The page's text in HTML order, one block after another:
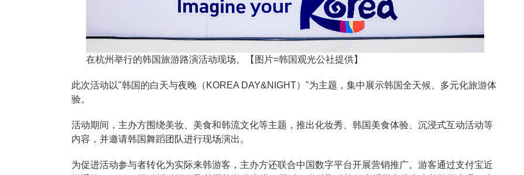
在杭州举行的韩国旅游路演活动现场。【图片=韩国观光公社提供】
此次活动以"韩国的白天与夜晚（KOREA DAY&NIGHT）"为主题，集中展示韩国全天候、多元化旅游体
验。
活动期间，主办方围绕美妆、美食和韩流文化等主题，推出化妆秀、韩国美食体验、沉浸式互动活动等
内容，并邀请韩国舞蹈团队进行现场演出。
为促进活动参与者转化为实际来韩游客，主办方还联合中国数字平台开展营销推广。游客通过支付宝近